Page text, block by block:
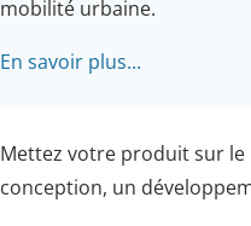
mobilité urbaine.
En savoir plus...
Mettez votre produit sur le
conception, un